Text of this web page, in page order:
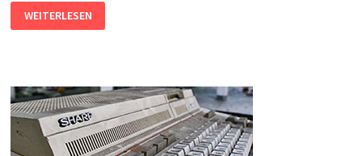
OUTLOOK
2016:
E-
WERDEN
WEITERLESEN